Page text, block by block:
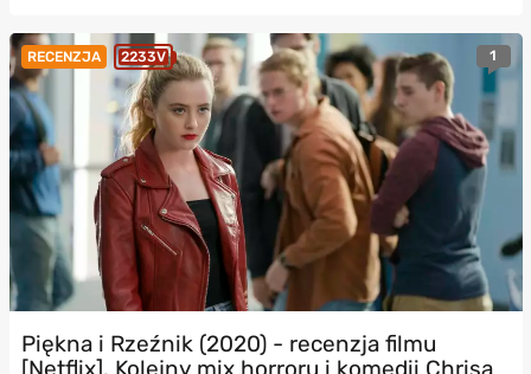
RECENZJA 2233V 1
Piękna i Rzeźnik (2020) - recenzja filmu